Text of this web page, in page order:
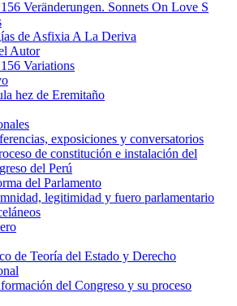
Veränderungen. Sonnets On Love S
de Asfixia A La Deriva
Autor
Variations
hez de Eremitaño
exposiciones y conversatorios
de constitución e instalación del
del Perú
del Parlamento
legitimidad y fuero parlamentario
de Teoría del Estado y Derecho
del Congreso y su proceso